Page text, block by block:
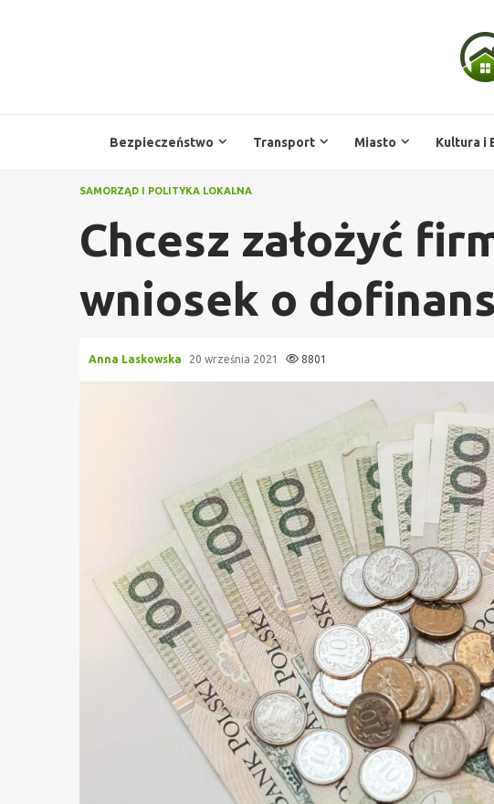
Bezpieczeństwo Transport Miasto Kultura i
SAMORZĄD I POLITYKA LOKALNA
Chcesz założyć
wniosek o
Anna Laskowska 20 września 2021 8801